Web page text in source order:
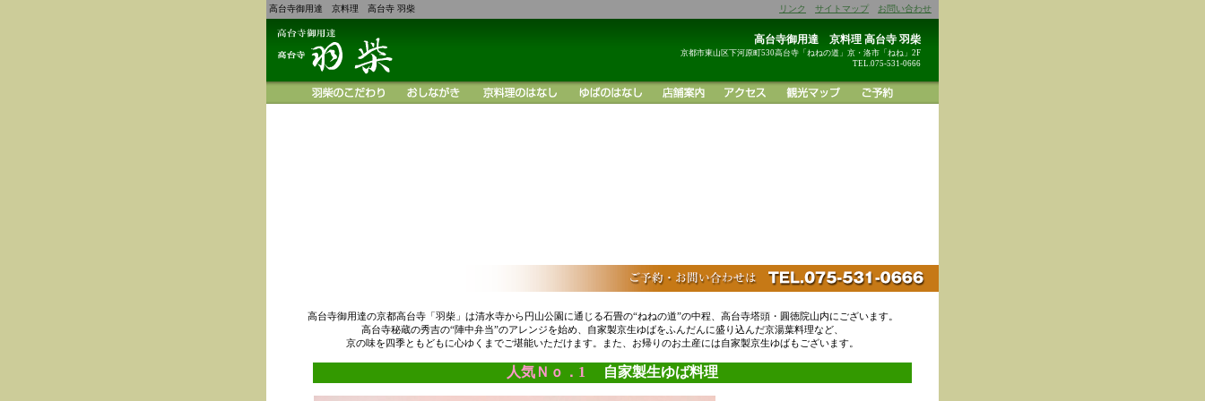
高台寺御用達 京料理 高台寺 羽柴 リンク サイトマップ お問い合わせ
高台寺御用達 京料理 高台寺 羽柴
京都市東山区下河原町530高台寺「ねねの道」京・洛市「ねね」2F
TEL.075-531-0666
高台寺御用達の京都高台寺「羽柴」は清水寺から円山公園に通じる石畳の“ねねの道”の中程、高台寺塔頭・圓徳院山内にございます。
高台寺秘蔵の秀吉の“陣中弁当”のアレンジを始め、自家製京生ゆばをふんだんに盛り込んだ京湯葉料理など、
京の味を四季ともどもに心ゆくまでご堪能いただけます。また、お帰りのお土産には自家製京生ゆばもございます。
人気Ｎｏ．1 自家製生ゆば料理